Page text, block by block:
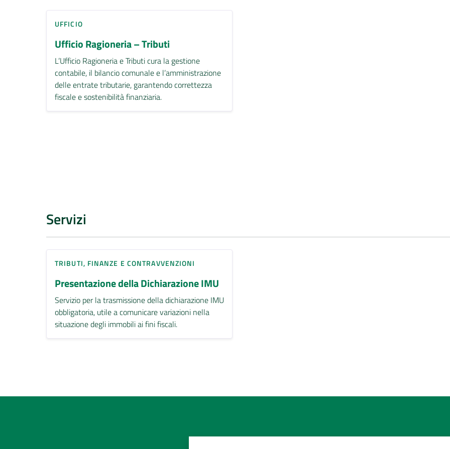
UFFICIO
Ufficio Ragioneria – Tributi
L’Ufficio Ragioneria e Tributi cura la gestione
contabile, il bilancio comunale e l’amministrazione
delle entrate tributarie, garantendo correttezza
fiscale e sostenibilità finanziaria.
Servizi
TRIBUTI, FINANZE E CONTRAVVENZIONI
Presentazione della Dichiarazione IMU
Servizio per la trasmissione della dichiarazione IMU
obbligatoria, utile a comunicare variazioni nella
situazione degli immobili ai fini fiscali.